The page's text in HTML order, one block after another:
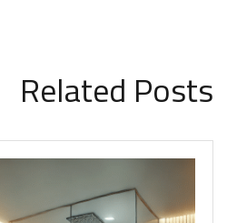
Related Posts